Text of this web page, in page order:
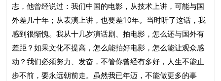
志，他曾经说过：我们中国的电影，从技术上讲，可能与国
外差几十年；从表演上讲，也要差10年。当时听了这话，我
感到很惭愧。我从十几岁演话剧、拍电影，怎么还与国外有
差距？如果文化不提高，怎么能拍好电影，怎么能让观众感
动？我们必须努力、发奋，不管你曾经有多好，人生不能止
步不前，要永远朝前走。虽然我已年迈，不能做更多的事